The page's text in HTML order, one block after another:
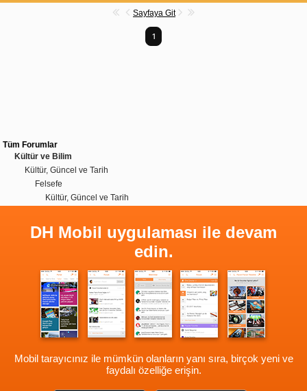
Sayfaya Git
1
Tüm Forumlar
Kültür ve Bilim
Kültür, Güncel ve Tarih
Felsefe
Kültür, Güncel ve Tarih
DH Mobil uygulaması ile devam
edin.
Mobil tarayıcınız ile mümkün olanların yanı sıra, birçok yeni ve
faydalı özelliğe erişin.